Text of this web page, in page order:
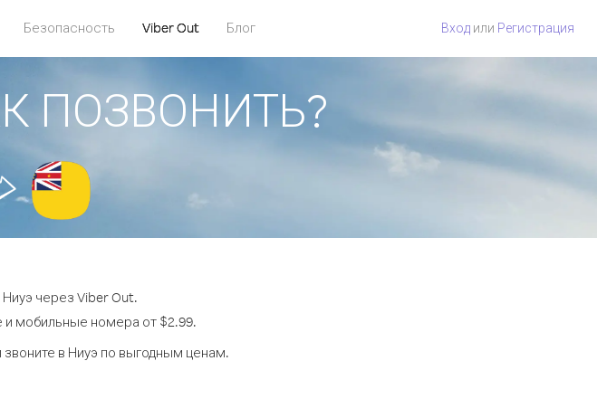
Безопасность Viber Out Блог Вход или Регистрация
ПОЗВОНИТЬ?
через Viber Out.
и мобильные номера от $2.99.
в Ниуэ по выгодным ценам.